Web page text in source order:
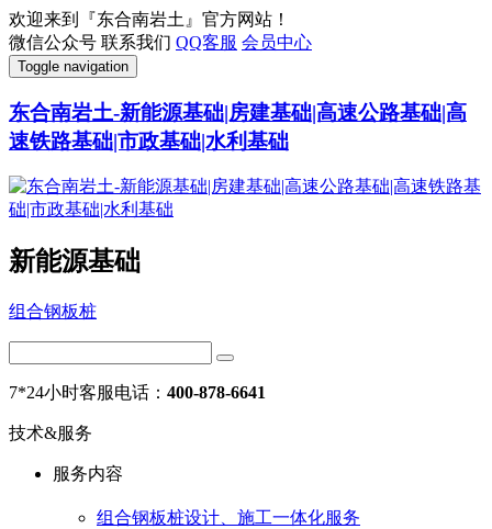
欢迎来到『东合南岩土』官方网站！
微信公众号 联系我们 QQ客服 会员中心
Toggle navigation
东合南岩土-新能源基础|房建基础|高速公路基础|高
速铁路基础|市政基础|水利基础
新能源基础
组合钢板桩
7*24小时客服电话： 400-878-6641
技术&服务
服务内容
组合钢板桩设计、施工一体化服务